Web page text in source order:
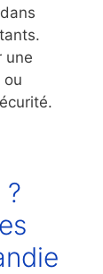
une
ou